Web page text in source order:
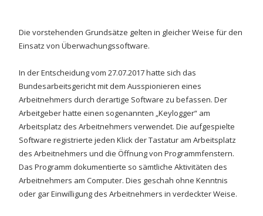
Die vorstehenden Grundsätze gelten in gleicher Weise für den
Einsatz von Überwachungssoftware.
In der Entscheidung vom 27.07.2017 hatte sich das
Bundesarbeitsgericht mit dem Ausspionieren eines
Arbeitnehmers durch derartige Software zu befassen. Der
Arbeitgeber hatte einen sogenannten „Keylogger“ am
Arbeitsplatz des Arbeitnehmers verwendet. Die aufgespielte
Software registrierte jeden Klick der Tastatur am Arbeitsplatz
des Arbeitnehmers und die Öffnung von Programmfenstern.
Das Programm dokumentierte so sämtliche Aktivitäten des
Arbeitnehmers am Computer. Dies geschah ohne Kenntnis
oder gar Einwilligung des Arbeitnehmers in verdeckter Weise.